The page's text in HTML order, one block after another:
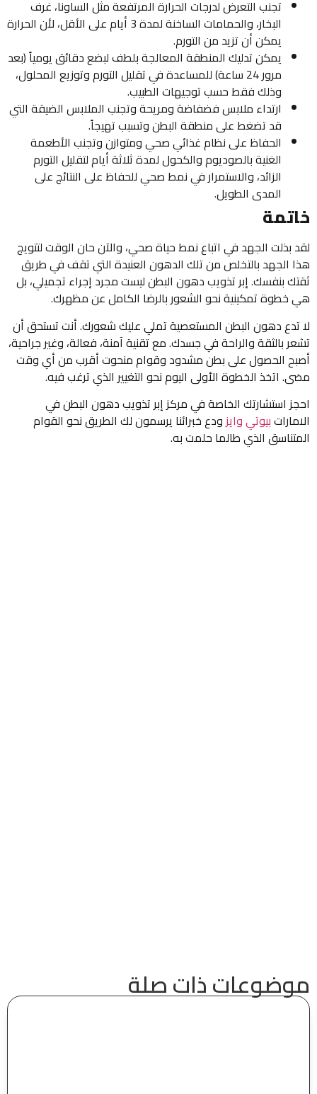
تجنب التعرض لدرجات الحرارة المرتفعة مثل الساونا، غرف
البخار، والحمامات الساخنة لمدة 3 أيام على الأقل، لأن الحرارة
يمكن أن تزيد من التورم.
يمكن تدليك المنطقة المعالجة بلطف لبضع دقائق يومياً (بعد
مرور 24 ساعة) للمساعدة في تقليل التورم وتوزيع المحلول،
وذلك فقط حسب توجيهات الطبيب.
ارتداء ملابس فضفاضة ومريحة وتجنب الملابس الضيقة التي
قد تضغط على منطقة البطن وتسبب تهيجاً.
الحفاظ على نظام غذائي صحي ومتوازن وتجنب الأطعمة
الغنية بالصوديوم والكحول لمدة ثلاثة أيام لتقليل التورم
الزائد، والاستمرار في نمط صحي للحفاظ على النتائج على
المدى الطويل.
خاتمة
لقد بذلت الجهد في اتباع نمط حياة صحي، والآن حان الوقت لتتويج
هذا الجهد بالتخلص من تلك الدهون العنيدة التي تقف في طريق
ثقتك بنفسك. إبر تذويب دهون البطن ليست مجرد إجراء تجميلي، بل
هي خطوة تمكينية نحو الشعور بالرضا الكامل عن مظهرك.
لا تدع دهون البطن المستعصية تملي عليك شعورك. أنت تستحق أن
تشعر بالثقة والراحة في جسدك. مع تقنية آمنة، فعالة، وغير جراحية،
أصبح الحصول على بطن مشدود وقوام منحوت أقرب من أي وقت
مضى. اتخذ الخطوة الأولى اليوم نحو التغيير الذي ترغب فيه.
احجز استشارتك الخاصة في مركز إبر تذويب دهون البطن في
الاماراتبيوتي وايزودع خبرائنا يرسمون لك الطريق نحو القوام
المتناسق الذي طالما حلمت به.
موضوعات ذات صلة